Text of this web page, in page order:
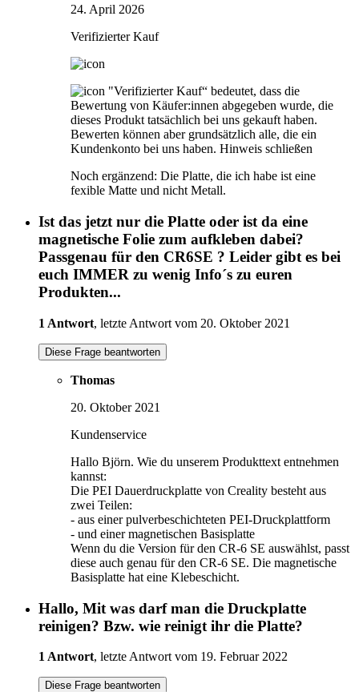
24. April 2026
Verifizierter Kauf
"Verifizierter Kauf“ bedeutet, dass die
Bewertung von Käufer:innen abgegeben wurde, die
dieses Produkt tatsächlich bei uns gekauft haben.
Bewerten können aber grundsätzlich alle, die ein
Kundenkonto bei uns haben. Hinweis schließen
Noch ergänzend: Die Platte, die ich habe ist eine
fexible Matte und nicht Metall.
Ist das jetzt nur die Platte oder ist da eine
magnetische Folie zum aufkleben dabei?
Passgenau für den CR6SE ? Leider gibt es bei
euch IMMER zu wenig Info´s zu euren
Produkten...
1 Antwort, letzte Antwort vom 20. Oktober 2021
Diese Frage beantworten
Thomas
20. Oktober 2021
Kundenservice
Hallo Björn. Wie du unserem Produkttext entnehmen
kannst:
Die PEI Dauerdruckplatte von Creality besteht aus
zwei Teilen:
- aus einer pulverbeschichteten PEI-Druckplattform
- und einer magnetischen Basisplatte
Wenn du die Version für den CR-6 SE auswählst, passt
diese auch genau für den CR-6 SE. Die magnetische
Basisplatte hat eine Klebeschicht.
Hallo, Mit was darf man die Druckplatte
reinigen? Bzw. wie reinigt ihr die Platte?
1 Antwort, letzte Antwort vom 19. Februar 2022
Diese Frage beantworten